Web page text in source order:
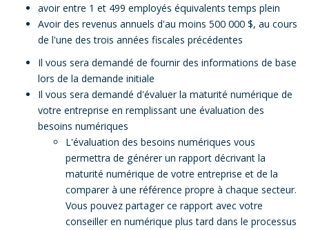
avoir entre 1 et 499 employés équivalents temps plein
Avoir des revenus annuels d'au moins 500 000 $, au cours
de l'une des trois années fiscales précédentes
Il vous sera demandé de fournir des informations de base
lors de la demande initiale
Il vous sera demandé d'évaluer la maturité numérique de
votre entreprise en remplissant une évaluation des
besoins numériques
L'évaluation des besoins numériques vous
permettra de générer un rapport décrivant la
maturité numérique de votre entreprise et de la
comparer à une référence propre à chaque secteur.
Vous pouvez partager ce rapport avec votre
conseiller en numérique plus tard dans le processus